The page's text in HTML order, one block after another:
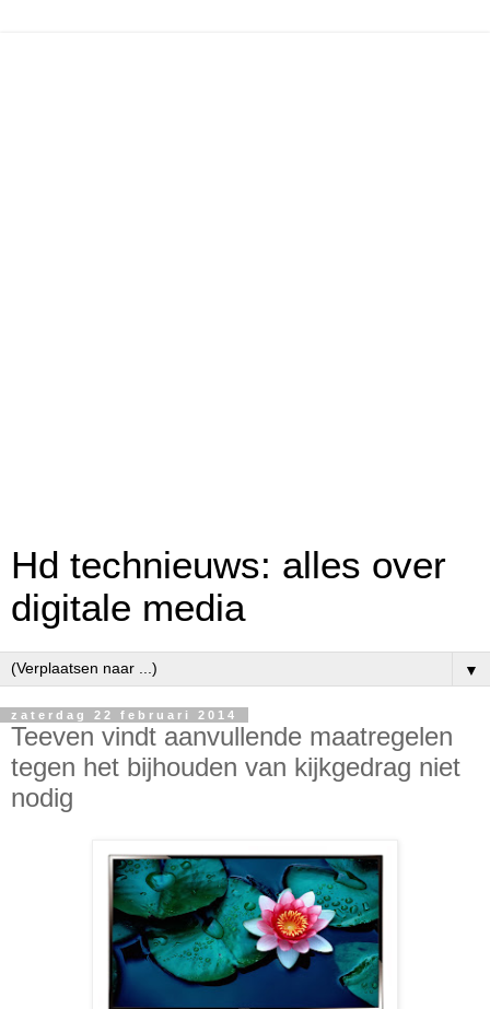
Hd technieuws: alles over
digitale media
▼
zaterdag 22 februari 2014
Teeven vindt aanvullende maatregelen
tegen het bijhouden van kijkgedrag niet
nodig